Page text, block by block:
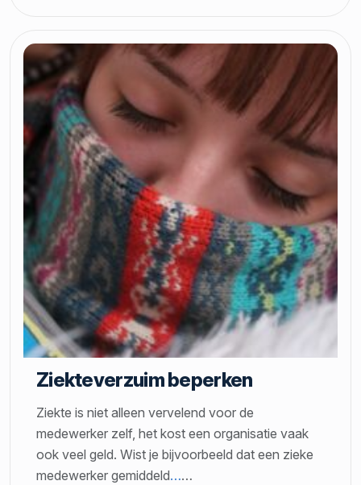
Ziekteverzuim beperken
Ziekte is niet alleen vervelend voor de
medewerker zelf, het kost een organisatie vaak
ook veel geld. Wist je bijvoorbeeld dat een zieke
medewerker gemiddeld……